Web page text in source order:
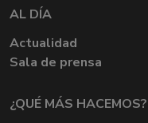
AL DÍA
Actualidad
Sala de prensa
¿QUÉ MÁS HACEMOS?